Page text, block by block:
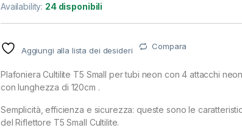
Availability: 24 disponibili
Aggiungi alla lista dei desideri Compara
Plafoniera Cultilite T5 Small per tubi neon con 4 attacchi
con lunghezza di 120cm .
Semplicità, efficienza e sicurezza: queste sono le
del Riflettore T5 Small Cultilite.